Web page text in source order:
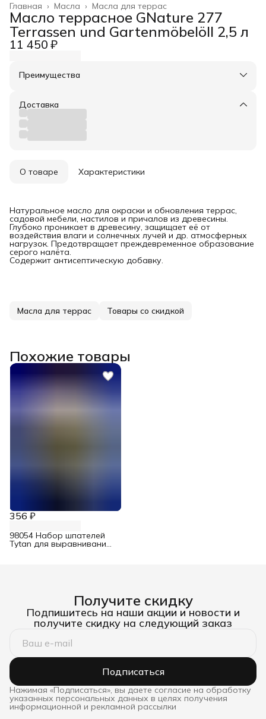
Масла для террас
Масла ›
Главная ›
Масло террасное GNature 277
Terrassen und Gartenmöbelöll 2,5 л
11 450 ₽
Преимущества
Оплата частями в Сплит
Удобный возврат
Доставка
О товаре Характеристики
Натуральное масло для окраски и обновления террас,
садовой мебели, настилов и причалов из древесины.
Глубоко проникает в древесину, защищает её от
воздействия влаги и солнечных лучей и др. атмосферных
нагрузок. Предотвращает преждевременное образование
серого налёта.
Содержит антисептическую добавку.
Масла для террас Товары со скидкой
Похожие товары
356 ₽
98054 Набор шпателей
Tytan для выравнивания
Получите скидку
Подпишитесь на наши акции и новости и
получите скидку на следующий заказ
Подписаться
Нажимая «Подписаться», вы даете согласие на обработку
указанных персональных данных в целях получения
информационной и рекламной рассылки